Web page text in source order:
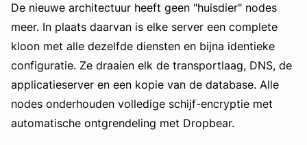
De nieuwe architectuur heeft geen "huisdier" nodes
meer. In plaats daarvan is elke server een complete
kloon met alle dezelfde diensten en bijna identieke
configuratie. Ze draaien elk de transportlaag, DNS, de
applicatieserver en een kopie van de database. Alle
nodes onderhouden volledige schijf-encryptie met
automatische ontgrendeling met Dropbear.